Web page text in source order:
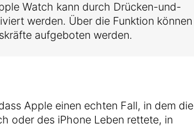
Watch kann durch Drücken-und-
werden. Über die Funktion können
aufgeboten werden.
Apple einen echten Fall, in dem die
oder des iPhone Leben rettete, in